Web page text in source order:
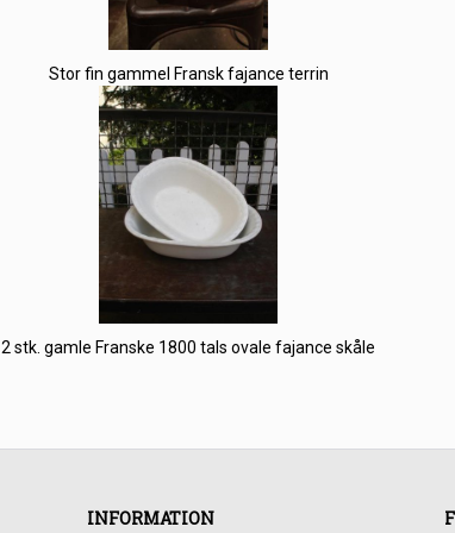
Stor fin gammel Fransk fajance terrin
2 stk. gamle Franske 1800 tals ovale fajance skåle
INFORMATION